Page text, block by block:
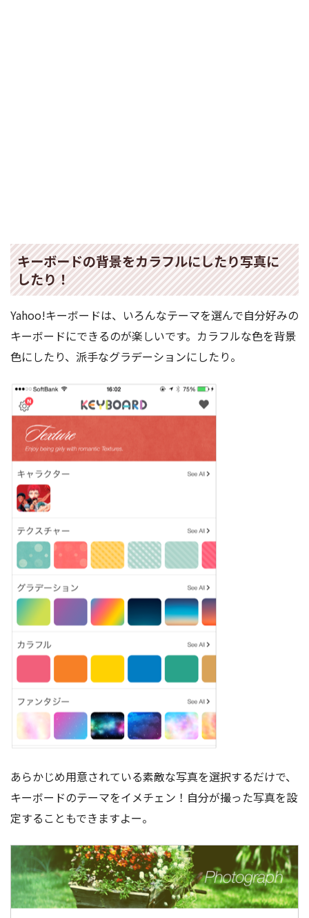
キーボードの背景をカラフルにしたり写真に
したり！
Yahoo!キーボードは、いろんなテーマを選んで自分好みの
キーボードにできるのが楽しいです。カラフルな色を背景
色にしたり、派手なグラデーションにしたり。
あらかじめ用意されている素敵な写真を選択するだけで、
キーボードのテーマをイメチェン！自分が撮った写真を設
定することもできますよー。